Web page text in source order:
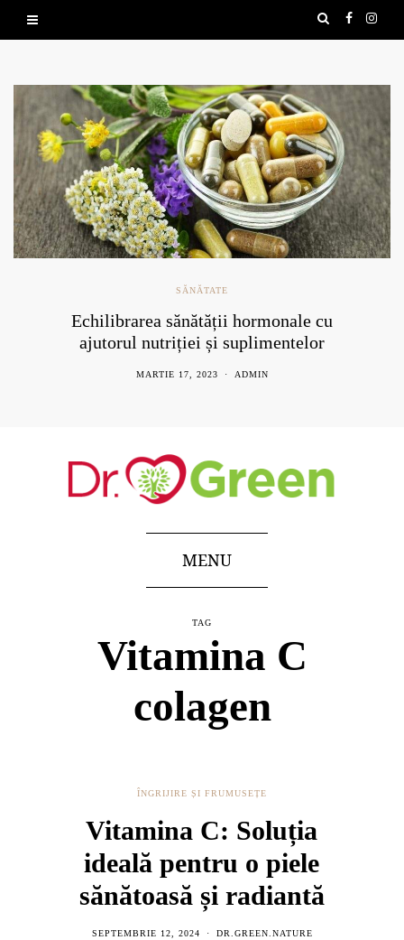
SĂNĂTATE
Echilibrarea sănătății hormonale cu
ajutorul nutriției și suplimentelor
MARTIE 17, 2023 ADMIN
MENU
TAG
Vitamina C
colagen
ÎNGRIJIRE ȘI FRUMUSEȚE
Vitamina C: Soluția
ideală pentru o piele
sănătoasă și radiantă
SEPTEMBRIE 12, 2024 DR.GREEN.NATURE